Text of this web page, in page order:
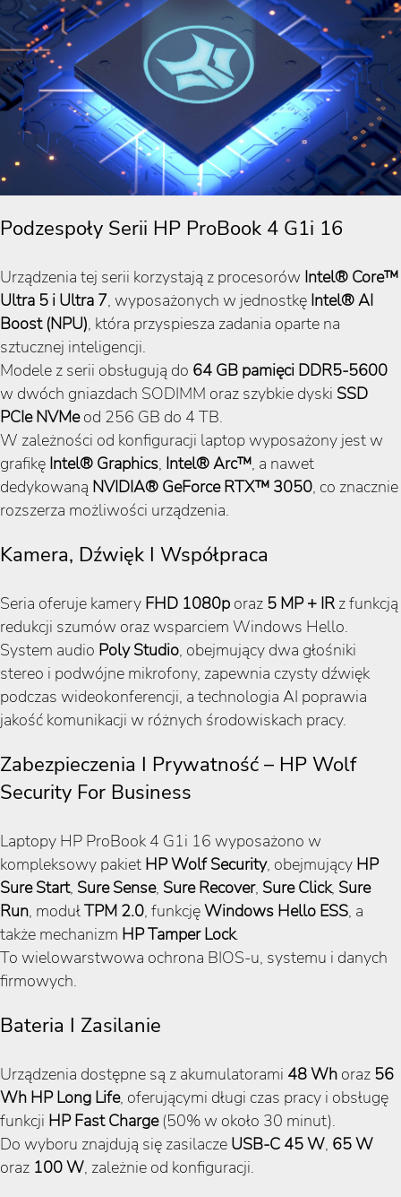
Podzespoły Serii HP ProBook 4 G1i 16
Urządzenia tej serii korzystają z procesorów Intel® Core™
Ultra 5 i Ultra 7, wyposażonych w jednostkę Intel® AI
Boost (NPU), która przyspiesza zadania oparte na
sztucznej inteligencji.
Modele z serii obsługują do 64 GB pamięci DDR5-5600
w dwóch gniazdach SODIMM oraz szybkie dyski SSD
PCIe NVMeod 256 GB do 4 TB.
W zależności od konfiguracji laptop wyposażony jest w
grafikę Intel® Graphics, Intel® Arc™, a nawet
dedykowaną NVIDIA® GeForce RTX™ 3050, co znacznie
rozszerza możliwości urządzenia.
Kamera, Dźwięk I Współpraca
Seria oferuje kamery FHD 1080p oraz 5 MP + IR z funkcją
redukcji szumów oraz wsparciem Windows Hello.
System audio Poly Studio, obejmujący dwa głośniki
stereo i podwójne mikrofony, zapewnia czysty dźwięk
podczas wideokonferencji, a technologia AI poprawia
jakość komunikacji w różnych środowiskach pracy.
Zabezpieczenia I Prywatność – HP Wolf
Security For Business
Laptopy HP ProBook 4 G1i 16 wyposażono w
kompleksowy pakiet HP Wolf Security, obejmujący HP
Sure Start, Sure Sense, Sure Recover, Sure Click, Sure
Run, modułTPM 2.0, funkcjęWindows Hello ESS, a
także mechanizm HP Tamper Lock.
To wielowarstwowa ochrona BIOS-u, systemu i danych
firmowych.
Bateria I Zasilanie
Urządzenia dostępne są z akumulatorami 48 Wh oraz 56
Wh HP Long Life, oferującymi długi czas pracy i obsługę
funkcji HP Fast Charge(50% w około 30 minut).
Do wyboru znajdują się zasilacze USB-C 45 W, 65 W
oraz 100 W, zależnie od konfiguracji.